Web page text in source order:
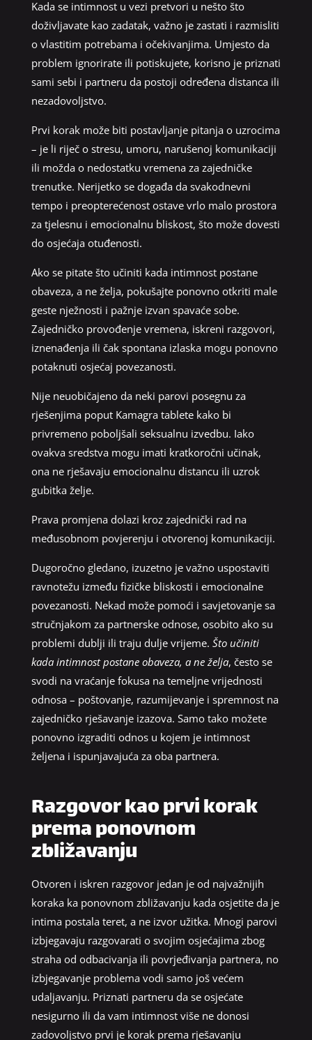
Kada se intimnost u vezi pretvori u nešto što
doživljavate kao zadatak, važno je zastati i razmisliti
o vlastitim potrebama i očekivanjima. Umjesto da
problem ignorirate ili potiskujete, korisno je priznati
sami sebi i partneru da postoji određena distanca ili
nezadovoljstvo.
Prvi korak može biti postavljanje pitanja o uzrocima
– je li riječ o stresu, umoru, narušenoj komunikaciji
ili možda o nedostatku vremena za zajedničke
trenutke. Nerijetko se događa da svakodnevni
tempo i preopterećenost ostave vrlo malo prostora
za tjelesnu i emocionalnu bliskost, što može dovesti
do osjećaja otuđenosti.
Ako se pitate što učiniti kada intimnost postane
obaveza, a ne želja, pokušajte ponovno otkriti male
geste nježnosti i pažnje izvan spavaće sobe.
Zajedničko provođenje vremena, iskreni razgovori,
iznenađenja ili čak spontana izlaska mogu ponovno
potaknuti osjećaj povezanosti.
Nije neuobičajeno da neki parovi posegnu za
rješenjima poput Kamagra tablete kako bi
privremeno poboljšali seksualnu izvedbu. Iako
ovakva sredstva mogu imati kratkoročni učinak,
ona ne rješavaju emocionalnu distancu ili uzrok
gubitka želje.
Prava promjena dolazi kroz zajednički rad na
međusobnom povjerenju i otvorenoj komunikaciji.
Dugoročno gledano, izuzetno je važno uspostaviti
ravnotežu između fizičke bliskosti i emocionalne
povezanosti. Nekad može pomoći i savjetovanje sa
stručnjakom za partnerske odnose, osobito ako su
problemi dublji ili traju dulje vrijeme. Što učiniti
kada intimnost postane obaveza, a ne želja, često se
svodi na vraćanje fokusa na temeljne vrijednosti
odnosa – poštovanje, razumijevanje i spremnost na
zajedničko rješavanje izazova. Samo tako možete
ponovno izgraditi odnos u kojem je intimnost
željena i ispunjavajuća za oba partnera.
Razgovor kao prvi korak
prema ponovnom
zbližavanju
Otvoren i iskren razgovor jedan je od najvažnijih
koraka ka ponovnom zbližavanju kada osjetite da je
intima postala teret, a ne izvor užitka. Mnogi parovi
izbjegavaju razgovarati o svojim osjećajima zbog
straha od odbacivanja ili povrjeđivanja partnera, no
izbjegavanje problema vodi samo još većem
udaljavanju. Priznati partneru da se osjećate
nesigurno ili da vam intimnost više ne donosi
zadovoljstvo prvi je korak prema rješavanju